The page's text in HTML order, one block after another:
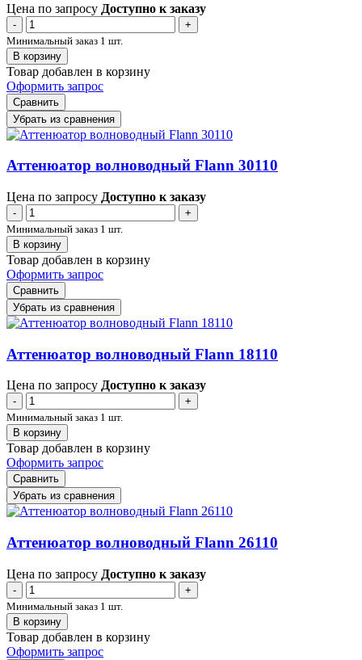
Цена по запросу Доступно к заказу
-
+
Минимальный заказ 1 шт.
В корзину
Товар добавлен в корзину
Оформить запрос
Сравнить
Убрать из сравнения
Аттенюатор волноводный Flann 30110
Цена по запросу Доступно к заказу
-
+
Минимальный заказ 1 шт.
В корзину
Товар добавлен в корзину
Оформить запрос
Сравнить
Убрать из сравнения
Аттенюатор волноводный Flann 18110
Цена по запросу Доступно к заказу
-
+
Минимальный заказ 1 шт.
В корзину
Товар добавлен в корзину
Оформить запрос
Сравнить
Убрать из сравнения
Аттенюатор волноводный Flann 26110
Цена по запросу Доступно к заказу
-
+
Минимальный заказ 1 шт.
В корзину
Товар добавлен в корзину
Оформить запрос